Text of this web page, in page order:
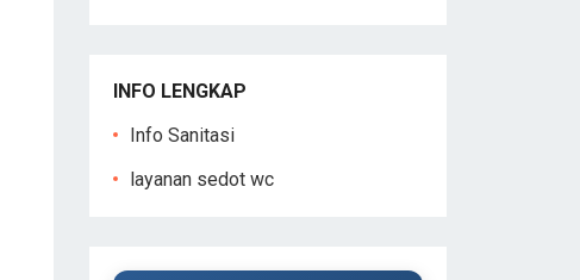
INFO LENGKAP
Info Sanitasi
layanan sedot wc